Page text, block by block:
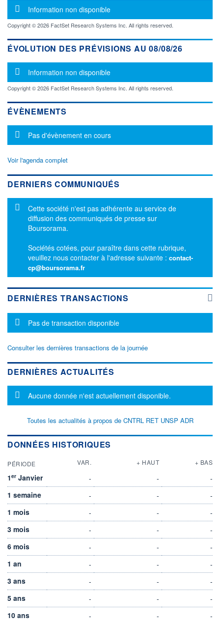
Message d'information
Information non disponible
Copyright © 2026 FactSet Research Systems Inc. All rights reserved.
ÉVOLUTION DES PRÉVISIONS AU 08/08/26
Message d'information
Information non disponible
Copyright © 2026 FactSet Research Systems Inc. All rights reserved.
ÉVÈNEMENTS
Message d'information
Pas d'évènement en cours
Voir l'agenda complet
DERNIERS COMMUNIQUÉS
Message d'information
Cette société n'est pas adhérente au service de
diffusion des communiqués de presse sur
Boursorama.
Sociétés cotées, pour paraître dans cette rubrique,
veuillez nous contacter à l'adresse suivante : contact-
cp@boursorama.fr
DERNIÈRES TRANSACTIONS
Message d'information
Pas de transaction disponible
Consulter les dernières transactions de la journée
DERNIÈRES ACTUALITÉS
Message d'information
Aucune donnée n'est actuellement disponible.
Toutes les actualités à propos de CNTRL RET UNSP ADR
DONNÉES HISTORIQUES
PÉRIODE VAR. + HAUT + BAS
1er Janvier - -
-
1 semaine
- -
-
1 mois
- -
-
3 mois
- -
-
6 mois
- -
-
1 an
- -
-
3 ans
- -
-
5 ans
- -
-
10 ans
- -
-